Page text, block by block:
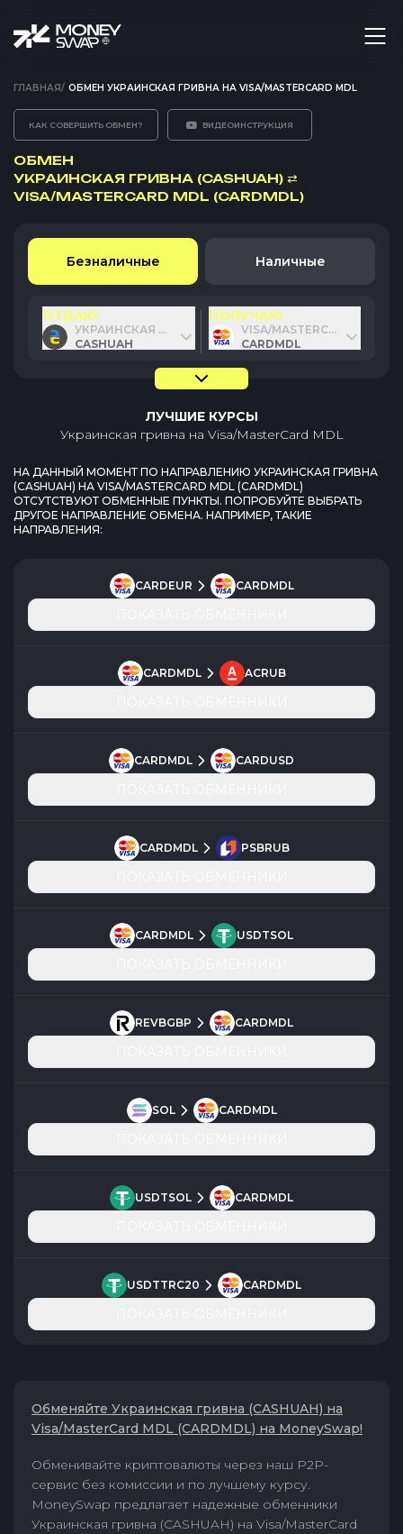
ГЛАВНАЯ/ ОБМЕН УКРАИНСКАЯ ГРИВНА НА VISA/MASTERCARD MDL
КАК СОВЕРШИТЬ ОБМЕН? ВИДЕОИНСТРУКЦИЯ
ОБМЕН
УКРАИНСКАЯ ГРИВНА (CASHUAH) ⇄
VISA/MASTERCARD MDL (CARDMDL)
Безналичные Наличные
ОТДАЮ
УКРАИНСКАЯ ГРИВНА
CASHUAH
ПОЛУЧАЮ
VISA/MASTERCARD MDL
CARDMDL
ЛУЧШИЕ КУРСЫ
Украинская гривна на Visa/MasterCard MDL
НА ДАННЫЙ МОМЕНТ ПО НАПРАВЛЕНИЮ УКРАИНСКАЯ ГРИВНА
(CASHUAH) НА VISA/MASTERCARD MDL (CARDMDL)
ОТСУТСТВУЮТ ОБМЕННЫЕ ПУНКТЫ. ПОПРОБУЙТЕ ВЫБРАТЬ
ДРУГОЕ НАПРАВЛЕНИЕ ОБМЕНА. НАПРИМЕР, ТАКИЕ
НАПРАВЛЕНИЯ:
CARDEUR CARDMDL
CARDMDL ACRUB
CARDMDL CARDUSD
CARDMDL PSBRUB
CARDMDL USDTSOL
REVBGBP CARDMDL
SOL CARDMDL
USDTSOL CARDMDL
USDTTRC20 CARDMDL
Обменяйте Украинская гривна (CASHUAH) на
Visa/MasterCard MDL (CARDMDL) на MoneySwap!
Обменивайте криптовалюты через наш P2P-
сервис без комиссии и по лучшему курсу.
MoneySwap предлагает надежные обменники
Украинская гривна (CASHUAH) на Visa/MasterCard